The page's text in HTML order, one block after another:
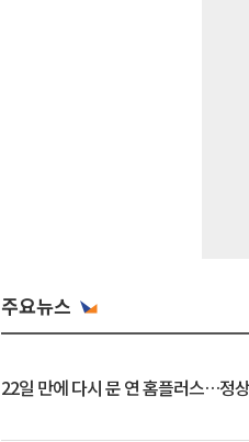
주요뉴스
22일 만에 다시 문 연 홈플러스…정